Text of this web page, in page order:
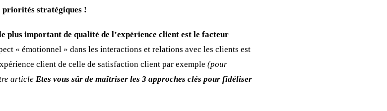
priorités stratégiques !
plus important de qualité de l’expérience client est le facteur
« émotionnel » dans les interactions et relations avec les clients est
client de celle de satisfaction client par exemple (pour
article Etes vous sûr de maîtriser les 3 approches clés pour fidéliser